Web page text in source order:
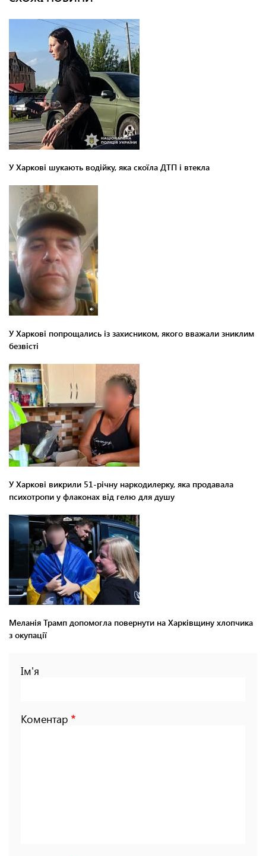
У Харкові шукають водійку, яка скоїла ДТП і втекла
У Харкові попрощались із захисником, якого вважали зниклим
безвісті
У Харкові викрили 51-річну наркодилерку, яка продавала
психотропи у флаконах від гелю для душу
Меланія Трамп допомогла повернути на Харківщину хлопчика
з окупації
Ім'я
Коментар